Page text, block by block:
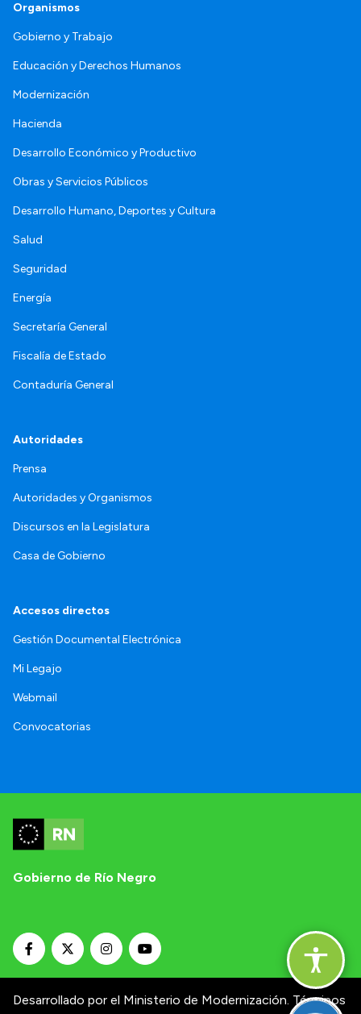
Organismos
Gobierno y Trabajo
Educación y Derechos Humanos
Modernización
Hacienda
Desarrollo Económico y Productivo
Obras y Servicios Públicos
Desarrollo Humano, Deportes y Cultura
Salud
Seguridad
Energía
Secretaría General
Fiscalía de Estado
Contaduría General
Autoridades
Prensa
Autoridades y Organismos
Discursos en la Legislatura
Casa de Gobierno
Accesos directos
Gestión Documental Electrónica
Mi Legajo
Webmail
Convocatorias
Gobierno de Río Negro
Desarrollado por el Ministerio de Modernización. Términos